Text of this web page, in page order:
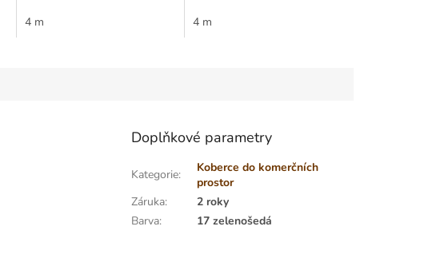
tvořen polypropylenovým...
4 m
3,00 mm Celková výška: 8,00
4 m
Doplňkové parametry
Kategorie:
Koberce do komerčních
prostor
Záruka:
2 roky
Barva: 17 zelenošedá